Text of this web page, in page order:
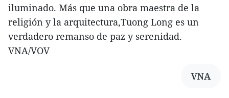
iluminado. Más que una obra maestra de la
religión y la arquitectura,Tuong Long es un
verdadero remanso de paz y serenidad.
VNA/VOV
VNA